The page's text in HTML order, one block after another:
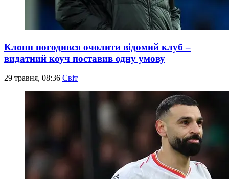
Клопп погодився очолити відомий клуб –
видатний коуч поставив одну умову
29 травня, 08:36 Світ